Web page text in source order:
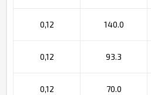
0,12 140.0
0,12 93.3
0,12 70.0